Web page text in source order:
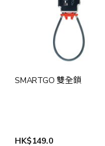
SMARTGO 雙全鎖
HK$149.0